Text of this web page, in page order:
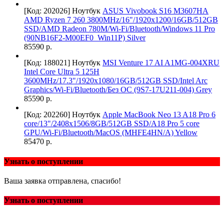
[Код: 202026] Ноутбук ASUS Vivobook S16 M3607HA
AMD Ryzen 7 260 3800MHz/16"/1920x1200/16GB/512GB
SSD/AMD Radeon 780M/Wi-Fi/Bluetooth/Windows 11 Pro
(90NB16F2-M00EF0_Win11P) Silver
85590 р.
[Код: 188021] Ноутбук MSI Venture 17 AI A1MG-004XRU
Intel Core Ultra 5 125H
3600MHz/17.3"/1920x1080/16GB/512GB SSD/Intel Arc
Graphics/Wi-Fi/Bluetooth/Без ОС (9S7-17U211-004) Grey
85590 р.
[Код: 202260] Ноутбук Apple MacBook Neo 13 A18 Pro 6
core/13"/2408x1506/8GB/512GB SSD/A18 Pro 5 core
GPU/Wi-Fi/Bluetooth/MacOS (MHFE4HN/A) Yellow
85470 р.
Узнать о поступлении
Ваша заявка отправлена, спасибо!
Узнать о поступлении